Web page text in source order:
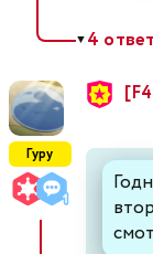
▼4
Гуру